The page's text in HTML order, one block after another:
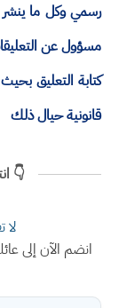
رسمي وكل ما ينشر
مسؤول عن
كتابة التعليق
قانونية حيال ذلك
👇
انضم الآن إلى